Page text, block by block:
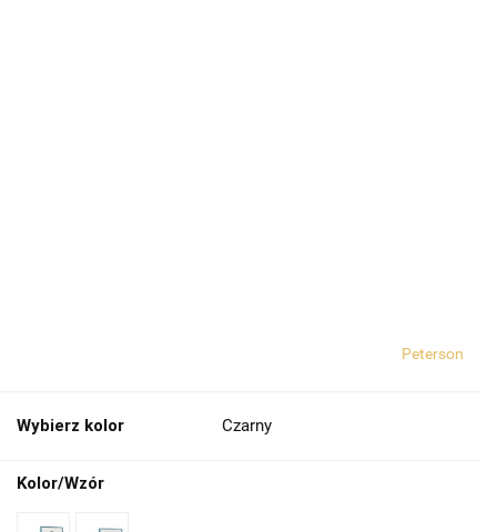
Peterson
Wybierz kolor Czarny
Kolor/Wzór